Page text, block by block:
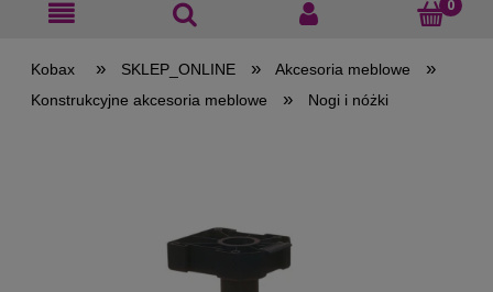
» SKLEP_ONLINE » Akcesoria meblowe »
Konstrukcyjne akcesoria meblowe » Nogi i nóżki